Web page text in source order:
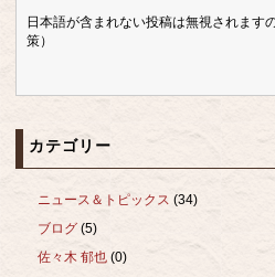
日本語が含まれない投稿は無視されます
策）
カテゴリー
ニュース＆トピックス (34)
ブログ (5)
佐々木 郁也 (0)